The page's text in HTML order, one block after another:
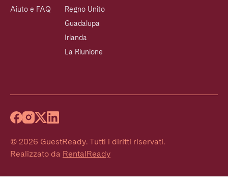
Aiuto e FAQ
Regno Unito
Guadalupa
Irlanda
La Riunione
© 2026 GuestReady. Tutti i diritti riservati.
Realizzato da RentalReady